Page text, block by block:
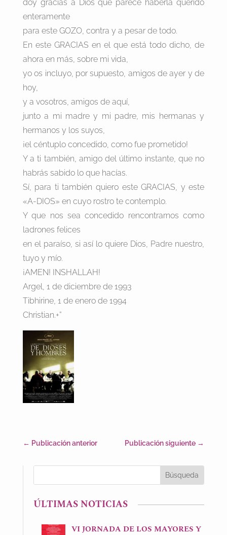
doy gracias a Dios que parece haberla querido
enteramente
para este GOZO, contra y a pesar de todo.
En este GRACIAS en el que está todo dicho, de
ahora en más, sobre mi vida,
yo os incluyo, por supuesto, amigos de ayer y de
hoy,
y a vosotros, amigos de aquí,
junto a mi madre y mi padre, mis hermanas y
hermanos y los suyos,
¡el céntuplo concedido, como fue prometido!
Y a ti también, amigo del último instante, que no
habrás sabido lo que hacías.
Sí, para ti también quiero este GRACIAS, y este
«A-DIOS» en cuyo rostro te contemplo.
Y que nos sea concedido rencontrarnos como
ladrones felices
en el paraíso, si así lo quiere Dios, Padre nuestro,
tuyo y mío.
¡AMEN! INSHALLAH!
Argel, 1 de diciembre de 1993
Tibhirine, 1 de enero de 1994
Christian.+”
← Publicación anterior Publicación siguiente →
ÚLTIMAS NOTICIAS
VI JORNADA DE LOS MAYORES Y